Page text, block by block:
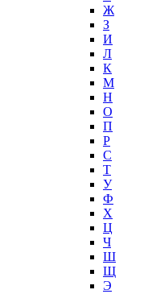
Ж
З
И
Л
К
М
Н
О
П
Р
С
Т
У
Ф
Х
Ц
Ч
Ш
Щ
Э